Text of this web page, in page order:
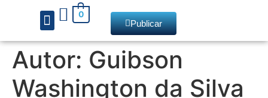
0
Publicar
Autor: Guibson
Washington da Silva